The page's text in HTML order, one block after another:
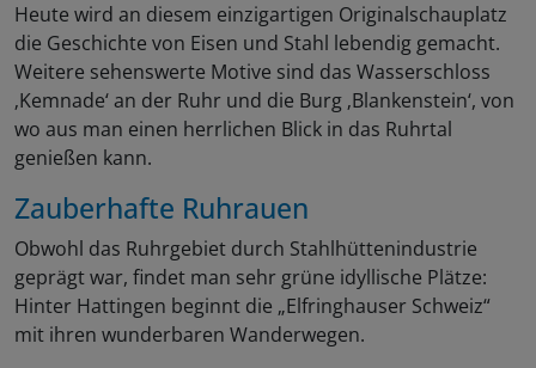
Heute wird an diesem einzigartigen Originalschauplatz
die Geschichte von Eisen und Stahl lebendig gemacht.
Weitere sehenswerte Motive sind das Wasserschloss
‚Kemnade‘ an der Ruhr und die Burg ‚Blankenstein‘, von
wo aus man einen herrlichen Blick in das Ruhrtal
genießen kann.
Zauberhafte Ruhrauen
Obwohl das Ruhrgebiet durch Stahlhüttenindustrie
geprägt war, findet man sehr grüne idyllische Plätze:
Hinter Hattingen beginnt die „Elfringhauser Schweiz“
mit ihren wunderbaren Wanderwegen.